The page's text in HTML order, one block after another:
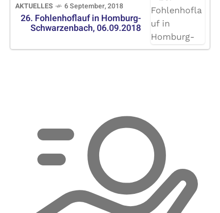
AKTUELLES 6 September, 2018
26. Fohlenhoflauf in Homburg-
Schwarzenbach, 06.09.2018